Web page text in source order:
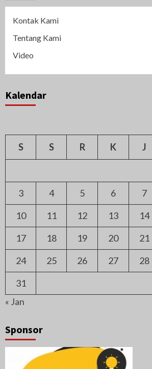
Kontak Kami
Tentang Kami
Video
Kalendar
S S R K J
3
4 5 6 7
10
11 12 13 14
17
18 19 20 21
24
25 26 27 28
31
« Jan
Sponsor